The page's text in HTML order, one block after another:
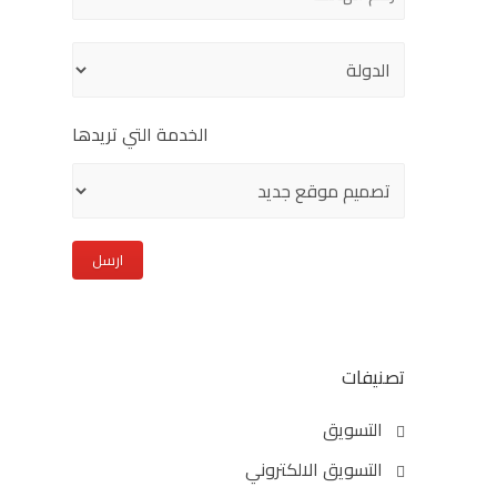
الخدمة التي تريدها
تصنيفات
التسويق
التسويق الالكتروني